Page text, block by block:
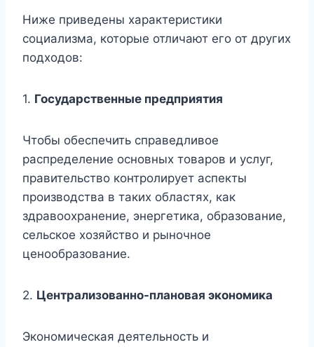
Ниже приведены характеристики
социализма, которые отличают его от других
подходов:
1. Государственные предприятия
Чтобы обеспечить справедливое
распределение основных товаров и услуг,
правительство контролирует аспекты
производства в таких областях, как
здравоохранение, энергетика, образование,
сельское хозяйство и рыночное
ценообразование.
2. Централизованно-плановая экономика
Экономическая деятельность и